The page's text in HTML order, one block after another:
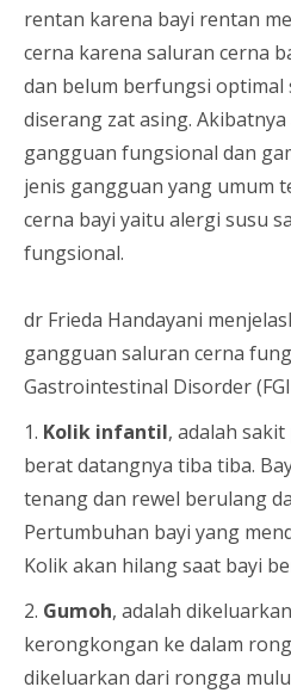
rentan karena bayi rentan
cerna karena saluran cerna
dan belum berfungsi optimal
diserang zat asing.
gangguan fungsional dan
jenis gangguan yang umum
cerna bayi yaitu alergi susu
fungsional.
dr Frieda Handayani
gangguan saluran cerna
Gastrointestinal Disorder
1. Kolik infantil, adalah
berat datangnya tiba tiba.
tenang dan rewel berulang
Pertumbuhan bayi yang
Kolik akan hilang saat bayi
2. Gumoh, adalah
kerongkongan ke dalam
dikeluarkan dari rongga